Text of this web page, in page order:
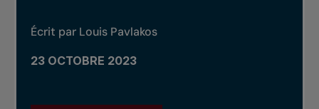
Écrit par Louis Pavlakos
23 OCTOBRE 2023